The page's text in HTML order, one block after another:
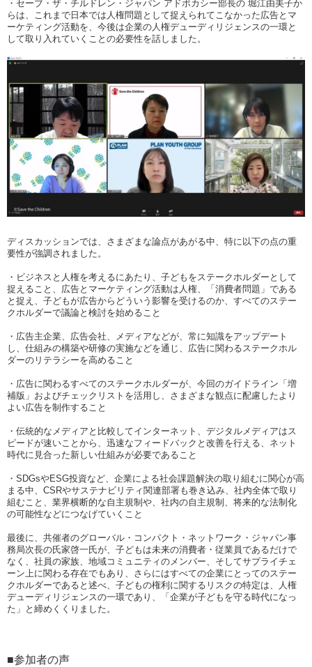
・セーブ・ザ・チルドレン・ジャパン アドボカシー部長の 堀江由美子か
らは、これまで日本では人権問題として捉えられてこなかった広告とマ
ーケティング活動を、今後は企業の人権デューディリジェンスの一環と
して取り入れていくことの必要性を話しました。
ディスカッションでは、さまざまな論点があがる中、特に以下の点の重
要性が強調されました。
・ビジネスと人権を考えるにあたり、子どもをステークホルダーとして
捉えること、広告とマーケティング活動は人権、「消費者問題」である
と捉え、子どもが広告からどういう影響を受けるのか、すべてのステー
クホルダーで議論と検討を始めること
・広告主企業、広告会社、メディアなどが、常に知識をアップデート
し、仕組みの構築や研修の実施などを通じ、広告に関わるステークホル
ダーのリテラシーを高めること
・広告に関わるすべてのステークホルダーが、今回のガイドライン「増
補版」およびチェックリストを活用し、さまざまな観点に配慮したより
よい広告を制作すること
・伝統的なメディアと比較してインターネット、デジタルメディアはス
ピードが速いことから、迅速なフィードバックと改善を行える、ネット
時代に見合った新しい仕組みが必要であること
・ SDGsやESG投資など、企業による社会課題解決の取り組むに関心が高
まる中、 CSRやサステナビリティ関連部署も巻き込み、社内全体で取り
組むこと、業界横断的な自主規制や、社内の自主規制、将来的な法制化
の可能性などにつなげていくこと
最後に、共催者のグローバル・コンパクト・ネットワーク・ジャパン事
務局次長の氏家啓一氏が、子どもは未来の消費者・従業員であるだけで
なく、社員の家族、地域コミュニティのメンバー、そしてサプライチェ
ーン上に関わる存在でもあり、さらにはすべての企業にとってのステー
クホルダーであると述べ、子どもの権利に関するリスクの特定は、人権
デューディリジェンスの一環であり、「企業が子どもを守る時代になっ
た」と締めくくりました。
■参加者の声